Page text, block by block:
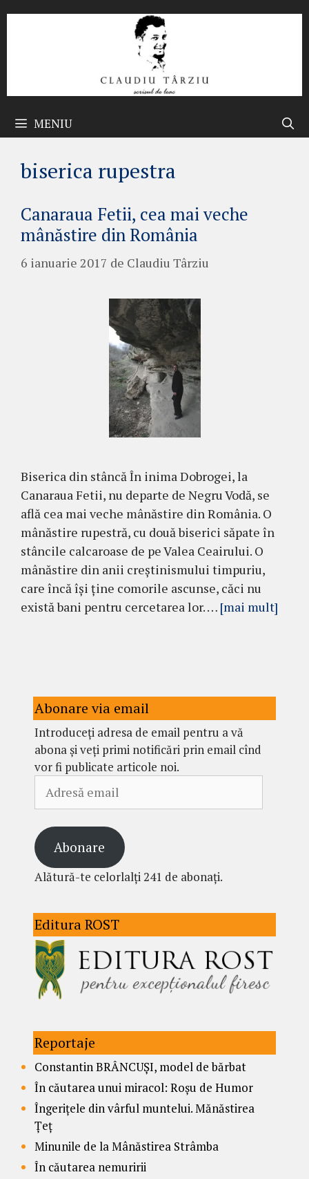
MENIU
biserica rupestra
Canaraua Fetii, cea mai veche
mânăstire din România
6 ianuarie 2017 de Claudiu Târziu
Biserica din stâncă În inima Dobrogei, la
Canaraua Fetii, nu departe de Negru Vodă, se
află cea mai veche mânăstire din România. O
mânăstire rupestră, cu două biserici săpate în
stâncile calcaroase de pe Valea Ceairului. O
mânăstire din anii creştinismului timpuriu,
care încă îşi ţine comorile ascunse, căci nu
există bani pentru cercetarea lor. … [mai mult]
Abonare via email
Introduceți adresa de email pentru a vă
abona și veți primi notificări prin email cînd
vor fi publicate articole noi.
email
Abonare
Alătură-te celorlalți 241 de abonați.
Editura ROST
Reportaje
Constantin BRÂNCUȘI, model de bărbat
În căutarea unui miracol: Roșu de Humor
Îngerițele din vârful muntelui. Mănăstirea
Țeț
Minunile de la Mânăstirea Strâmba
În căutarea nemuririi